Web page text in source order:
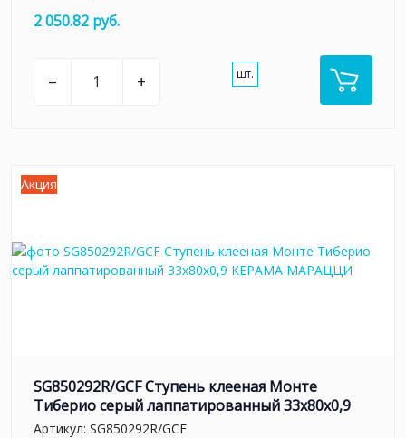
2 050.82 руб.
– + шт.
Акция
SG850292R/GCF Ступень клееная Монте
Тиберио серый лаппатированный 33x80x0,9
Артикул: SG850292R/GCF